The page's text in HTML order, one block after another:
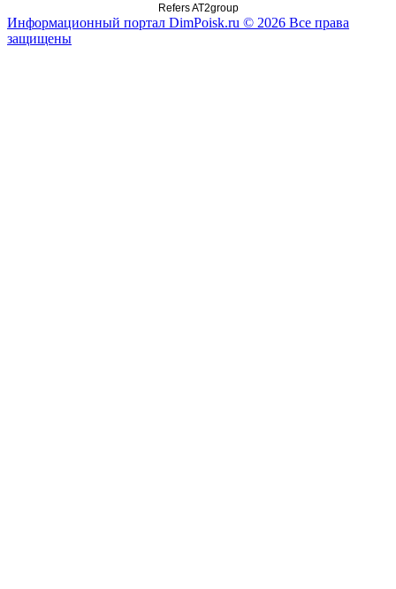
Refers AT2group
Информационный портал DimPoisk.ru © 2026 Все права
защищены